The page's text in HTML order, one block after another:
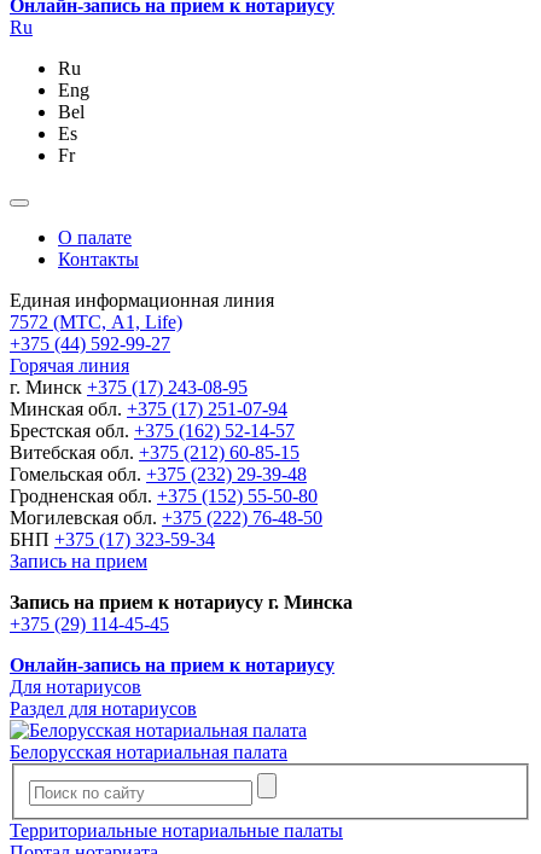
Онлайн-запись на прием к нотариусу
Ru
Ru
Eng
Bel
Es
Fr
О палате
Контакты
Единая информационная линия
7572 (МТС, A1, Life)
+375 (44) 592-99-27
Горячая линия
г. Минск +375 (17) 243-08-95
Минская обл. +375 (17) 251-07-94
Брестская обл. +375 (162) 52-14-57
Витебская обл. +375 (212) 60-85-15
Гомельская обл. +375 (232) 29-39-48
Гродненская обл. +375 (152) 55-50-80
Могилевская обл. +375 (222) 76-48-50
БНП +375 (17) 323-59-34
Запись на прием
Запись на прием к нотариусу г. Минска
+375 (29) 114-45-45
Онлайн-запись на прием к нотариусу
Для нотариусов
Раздел для нотариусов
Белорусская нотариальная палата
Территориальные нотариальные палаты